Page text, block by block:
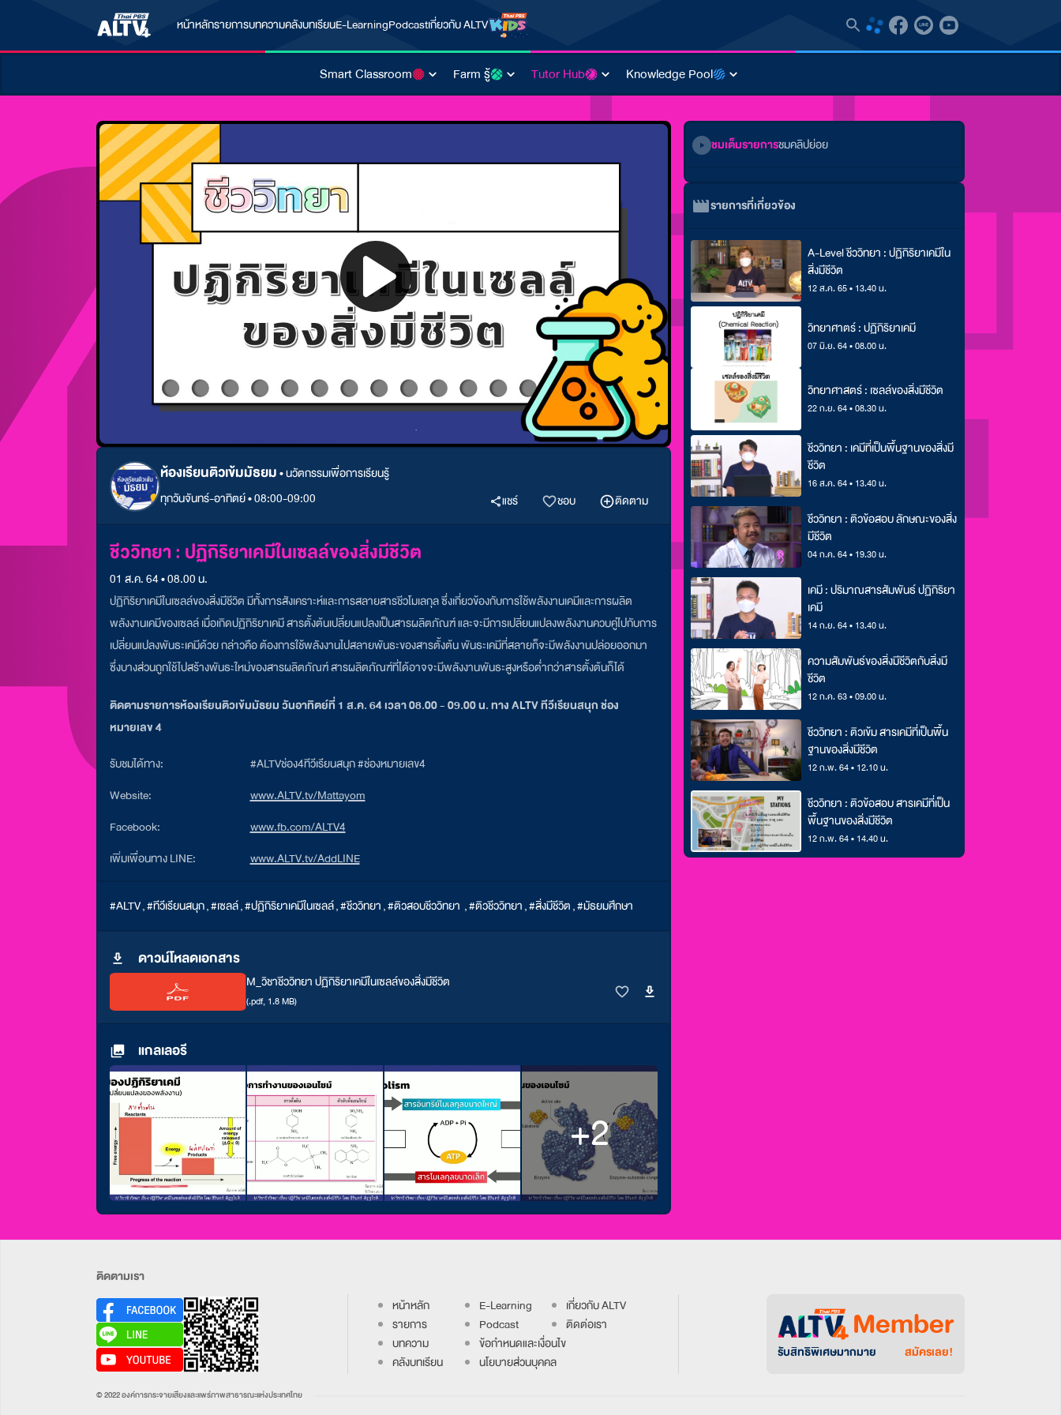
หน้าหลักรายการบทความคลังบทเรียนE-LearningPodcastเกี่ยวกับ ALTV
Smart Classroom Farm รู้ Tutor Hub Knowledge Pool
ห้องเรียนติวเข้มมัธยม•นวัตกรรมเพื่อการเรียนรู้
ทุกวันจันทร์-อาทิตย์ • 08:00-09:00
แชร์ ชอบ ติดตาม
ชีววิทยา : ปฏิกิริยาเคมีในเซลล์ของสิ่งมีชีวิต
01 ส.ค. 64 • 08.00 น.
ปฏิกิริยาเคมีในเซลล์ของสิ่งมีชีวิต มีทั้งการสังเคราะห์และการสลายสารชีวโมเลกุล ซึ่งเกี่ยวข้องกับการใช้พลังงานเคมีและการผลิต
พลังงานเคมีของเซลล์ เมื่อเกิดปฏิกิริยาเคมี สารตั้งต้นเปลี่ยนแปลงเป็นสารผลิตภัณฑ์ และจะมีการเปลี่ยนแปลงพลังงานควบคู่ไปกับการ
เปลี่ยนแปลงพันธะเคมีด้วย กล่าวคือ ต้องการใช้พลังงานไปสลายพันธะของสารตั้งต้น พันธะเคมีที่สลายก็จะมีพลังงานปล่อยออกมา
ซึ่งบางส่วนถูกใช้ไปสร้างพันธะใหม่ของสารผลิตภัณฑ์ สารผลิตภัณฑ์ที่ได้อาจจะมีพลังงานพันธะสูงหรือตํ่ากว่าสารตั้งต้นก็ได้
ติดตามรายการห้องเรียนติวเข้มมัธยม วันอาทิตย์ที่ 1 ส.ค. 64 เวลา 08.00 - 09.00 น. ทาง ALTV ทีวีเรียนสนุก ช่อง
หมายเลข 4
รับชมได้ทาง:
#ALTVช่อง4ทีวีเรียนสนุก #ช่องหมายเลข4
Website:
www.ALTV.tv/Mattayom
Facebook:
www.fb.com/ALTV4
เพิ่มเพื่อนทาง LINE:
www.ALTV.tv/AddLINE
#ALTV,#ทีวีเรียนสนุก,#เซลล์,#ปฏิกิริยาเคมีในเซลล์,#ชีววิทยา,#ติวสอบชีววิทยา ,#ติวชีววิทยา,#สิ่งมีชีวิต,#มัธยมศึกษา
ดาวน์โหลดเอกสาร
M_วิชาชีววิทยา ปฏิกิริยาเคมีในเซลล์ของสิ่งมีชีวิต
(.pdf, 1.8 MB)
แกลเลอรี
+2
ชมเต็มรายการชมคลิปย่อย
รายการที่เกี่ยวข้อง
A-Level ชีววิทยา : ปฏิกิริยาเคมีใน
สิ่งมีชีวิต
12 ส.ค. 65 • 13.40 น.
วิทยาศาตร์ : ปฏิกิริยาเคมี
07 มิ.ย. 64 • 08.00 น.
วิทยาศาสตร์ : เซลล์ของสิ่งมีชีวิต
22 ก.ย. 64 • 08.30 น.
ชีววิทยา : เคมีที่เป็นพื้นฐานของสิ่งมี
ชีวิต
16 ส.ค. 64 • 13.40 น.
ชีววิทยา : ติวข้อสอบ ลักษณะของสิ่ง
มีชีวิต
04 ก.ค. 64 • 19.30 น.
เคมี : ปริมาณสารสัมพันธ์ ปฏิกิริยา
เคมี
14 ก.ย. 64 • 13.40 น.
ความสัมพันธ์ของสิ่งมีชีวิตกับสิ่งมี
ชีวิต
12 ก.ค. 63 • 09.00 น.
ชีววิทยา : ติวเข้ม สารเคมีที่เป็นพื้น
ฐานของสิ่งมีชีวิต
12 ก.พ. 64 • 12.10 น.
ชีววิทยา : ติวข้อสอบ สารเคมีที่เป็น
พื้นฐานของสิ่งมีชีวิต
12 ก.พ. 64 • 14.40 น.
ติดตามเรา
หน้าหลัก
รายการ
บทความ
คลังบทเรียน
E-Learning
Podcast
ข้อกำหนดและเงื่อนไข
นโยบายส่วนบุคคล
เกี่ยวกับ ALTV
ติดต่อเรา
Member
รับสิทธิพิเศษมากมาย สมัครเลย!
© 2022 องค์การกระจายเสียงและแพร่ภาพสาธารณะแห่งประเทศไทย